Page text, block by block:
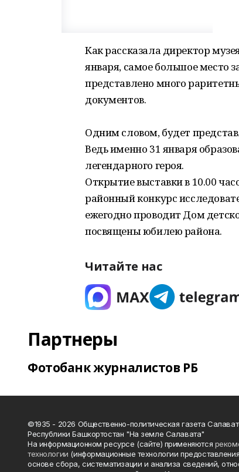
Как рассказала директор
января, самое большое место
представлено много
документов.
Одним словом, будет
Ведь именно 31 января
легендарного героя.
Открытие выставки в 10.00
районный конкурс
ежегодно проводит Дом
посвящены юбилею района.
Читайте нас
Партнеры
Фотобанк журналистов РБ
©1935 - 2026 Общественно-политическая газета
Республики Башкортостан "На земле Салавата"
На информационном ресурсе (сайте) применяются
технологии (информационные технологии
основе сбора, систематизации и анализа сведений,